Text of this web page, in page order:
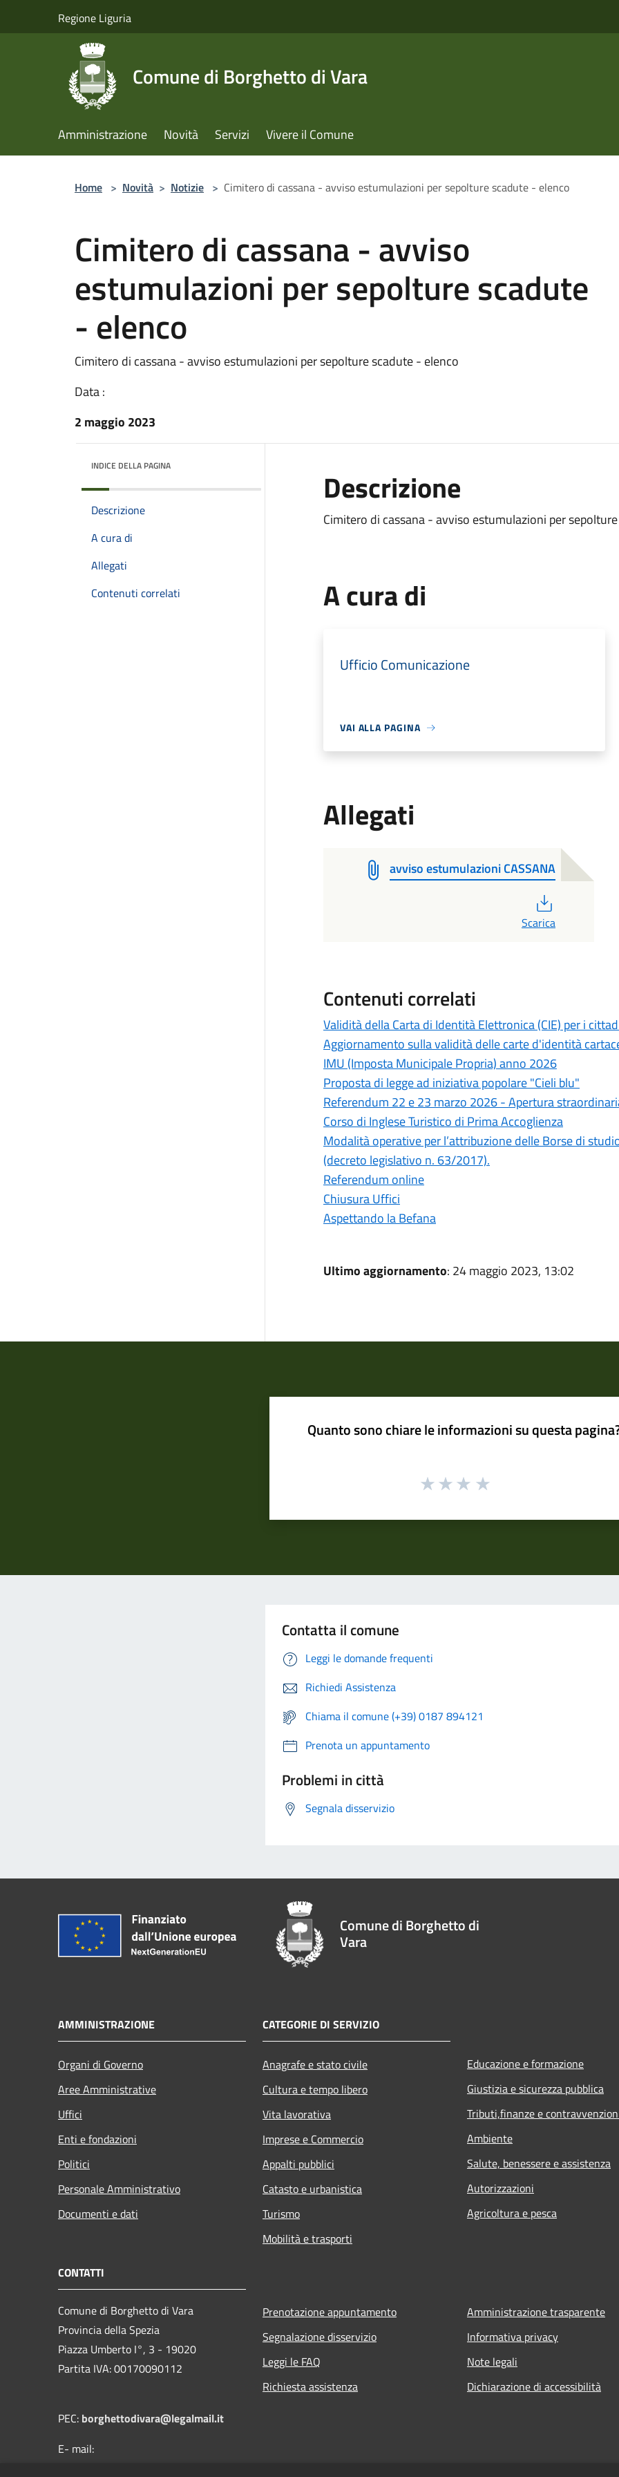
Regione Liguria
Comune di Borghetto di Vara
Amministrazione Novità Servizi Vivere il Comune
Home > Novità > Notizie > Cimitero di cassana - avviso estumulazioni per sepolture scadute - elenco
Cimitero di cassana - avviso
estumulazioni per sepolture scadute
- elenco
Cimitero di cassana - avviso estumulazioni per sepolture scadute - elenco
Data :
2 maggio 2023
INDICE DELLA PAGINA
Descrizione
A cura di
Allegati
Contenuti correlati
Descrizione
Cimitero di cassana - avviso estumulazioni per
A cura di
Ufficio Comunicazione
VAI ALLA PAGINA
Allegati
avviso estumulazioni CASSANA
Scarica
Contenuti correlati
Validità della Carta di Identità Elettronica (CIE) per i
Aggiornamento sulla validità delle carte d'identità
IMU (Imposta Municipale Propria) anno 2026
Proposta di legge ad iniziativa popolare "Cieli blu"
Referendum 22 e 23 marzo 2026 - Apertura
Corso di Inglese Turistico di Prima Accoglienza
Modalità operative per l’attribuzione delle Borse di
(decreto legislativo n. 63/2017).
Referendum online
Chiusura Uffici
Aspettando la Befana
Ultimo aggiornamento: 24 maggio 2023, 13:02
Quanto sono chiare le informazioni su questa
Contatta il comune
Leggi le domande frequenti
Richiedi Assistenza
Chiama il comune (+39) 0187 894121
Prenota un appuntamento
Problemi in città
Segnala disservizio
Comune di Borghetto di
Vara
AMMINISTRAZIONE
Organi di Governo
Aree Amministrative
Uffici
Enti e fondazioni
Politici
Personale Amministrativo
Documenti e dati
CATEGORIE DI SERVIZIO
Anagrafe e stato civile
Cultura e tempo libero
Vita lavorativa
Imprese e Commercio
Appalti pubblici
Catasto e urbanistica
Turismo
Mobilità e trasporti
Educazione e formazione
Giustizia e sicurezza pubblica
Tributi,finanze e
Ambiente
Salute, benessere e assistenza
Autorizzazioni
Agricoltura e pesca
CONTATTI
Comune di Borghetto di Vara
Provincia della Spezia
Piazza Umberto I°, 3 - 19020
Partita IVA: 00170090112
PEC: borghettodivara@legalmail.it
E- mail:
Prenotazione appuntamento
Segnalazione disservizio
Leggi le FAQ
Richiesta assistenza
Amministrazione trasparente
Informativa privacy
Note legali
Dichiarazione di accessibilità